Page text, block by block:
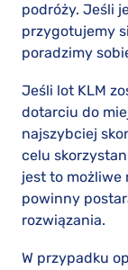
podróży. Jeśli
przygotujemy
poradzimy
Jeśli lot KLM
dotarciu do
najszybciej
celu
jest to możliwe
powinny
rozwiązania.
W przypadku